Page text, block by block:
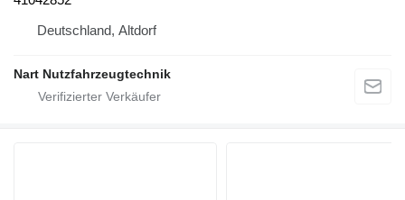
Deutschland, Altdorf
Nart Nutzfahrzeugtechnik